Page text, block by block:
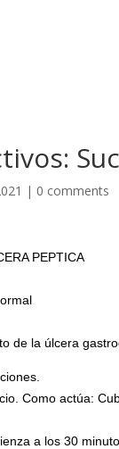
| 0 comments
PEPTICA
de la úlcera
Como actúa:
a los 30